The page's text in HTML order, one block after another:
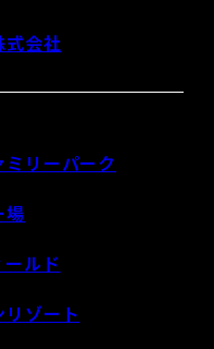
式会社
リーパーク
場
ルド
ゾート